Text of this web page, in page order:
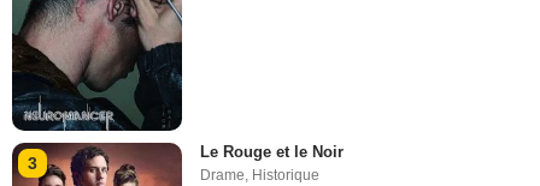
3
Le Rouge et le Noir
Drame, Historique